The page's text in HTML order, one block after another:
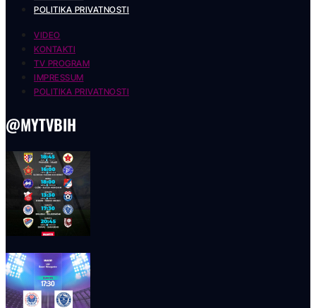
POLITIKA PRIVATNOSTI
VIDEO
KONTAKTI
TV PROGRAM
IMPRESSUM
POLITIKA PRIVATNOSTI
@MYTVBIH